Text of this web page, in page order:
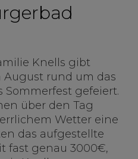
Knells gibt
August rund um das
gefeiert.
über den Tag
Wetter eine
das aufgestellte
fast genau 3000€,